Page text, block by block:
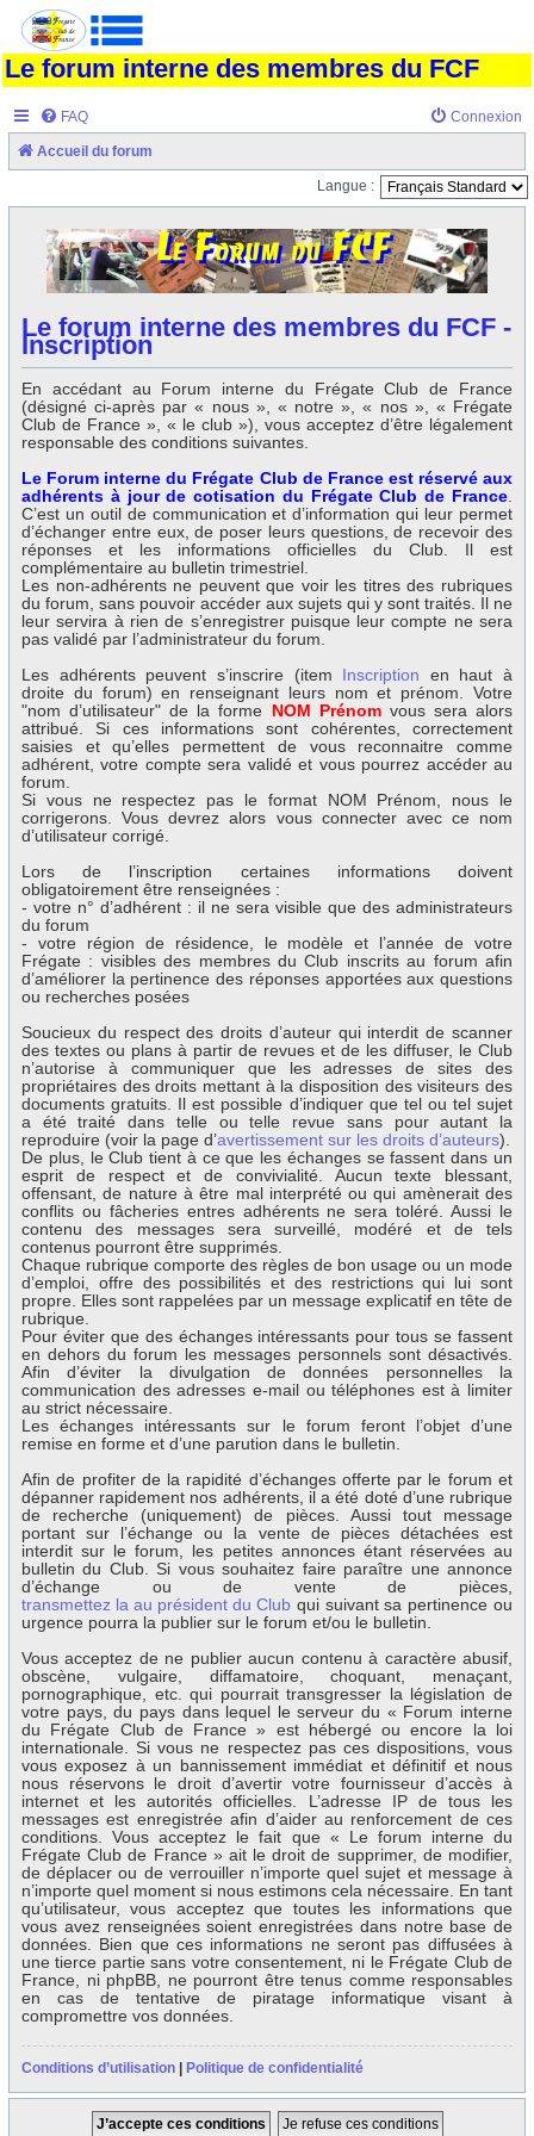
Le forum interne des membres du FCF
FAQ Connexion
Accueil du forum
Langue :
Le forum interne des membres du FCF -
Inscription
En accédant au Forum interne du Frégate Club de France
(désigné ci-après par « nous », « notre », « nos », « Frégate
Club de France », « le club »), vous acceptez d’être légalement
responsable des conditions suivantes.
Le Forum interne du Frégate Club de France est réservé aux
adhérents à jour de cotisation du Frégate Club de France
C’est un outil de communication et d’information qui leur permet
d’échanger entre eux, de poser leurs questions, de recevoir des
réponses et les informations officielles du Club. Il est
complémentaire au bulletin trimestriel.
Les non-adhérents ne peuvent que voir les titres des rubriques
du forum, sans pouvoir accéder aux sujets qui y sont traités. Il ne
leur servira à rien de s’enregistrer puisque leur compte ne sera
pas validé par l’administrateur du forum.
Les adhérents peuvent s’inscrire (item Inscription en haut à
droite du forum) en renseignant leurs nom et prénom. Votre
"nom d’utilisateur" de la forme NOM Prénomvous sera alors
attribué. Si ces informations sont cohérentes, correctement
saisies et qu’elles permettent de vous reconnaitre comme
adhérent, votre compte sera validé et vous pourrez accéder au
forum.
Si vous ne respectez pas le format NOM Prénom, nous le
corrigerons. Vous devrez alors vous connecter avec ce nom
d’utilisateur corrigé.
Lors de l’inscription certaines informations doivent
obligatoirement être renseignées :
- votre n° d’adhérent : il ne sera visible que des administrateurs
du forum
- votre région de résidence, le modèle et l’année de votre
Frégate : visibles des membres du Club inscrits au forum afin
d’améliorer la pertinence des réponses apportées aux questions
ou recherches posées
Soucieux du respect des droits d’auteur qui interdit de scanner
des textes ou plans à partir de revues et de les diffuser, le Club
n’autorise à communiquer que les adresses de sites des
propriétaires des droits mettant à la disposition des visiteurs des
documents gratuits. Il est possible d’indiquer que tel ou tel sujet
a été traité dans telle ou telle revue sans pour autant la
reproduire (voir la page d’avertissement sur les droits d’auteurs).
De plus, le Club tient à ce que les échanges se fassent dans un
esprit de respect et de convivialité. Aucun texte blessant,
offensant, de nature à être mal interprété ou qui amènerait des
conflits ou fâcheries entres adhérents ne sera toléré. Aussi le
contenu des messages sera surveillé, modéré et de tels
contenus pourront être supprimés.
Chaque rubrique comporte des règles de bon usage ou un mode
d’emploi, offre des possibilités et des restrictions qui lui sont
propre. Elles sont rappelées par un message explicatif en tête de
rubrique.
Pour éviter que des échanges intéressants pour tous se fassent
en dehors du forum les messages personnels sont désactivés.
Afin d’éviter la divulgation de données personnelles la
communication des adresses e-mail ou téléphones est à limiter
au strict nécessaire.
Les échanges intéressants sur le forum feront l’objet d’une
remise en forme et d’une parution dans le bulletin.
Afin de profiter de la rapidité d’échanges offerte par le forum et
dépanner rapidement nos adhérents, il a été doté d’une rubrique
de recherche (uniquement) de pièces. Aussi tout message
portant sur l’échange ou la vente de pièces détachées est
interdit sur le forum, les petites annonces étant réservées au
bulletin du Club. Si vous souhaitez faire paraître une annonce
d’échange ou de vente de pièces,
transmettez la au président du Club qui suivant sa pertinence ou
urgence pourra la publier sur le forum et/ou le bulletin.
Vous acceptez de ne publier aucun contenu à caractère abusif,
obscène, vulgaire, diffamatoire, choquant, menaçant,
pornographique, etc. qui pourrait transgresser la législation de
votre pays, du pays dans lequel le serveur du « Forum interne
du Frégate Club de France » est hébergé ou encore la loi
internationale. Si vous ne respectez pas ces dispositions, vous
vous exposez à un bannissement immédiat et définitif et nous
nous réservons le droit d’avertir votre fournisseur d’accès à
internet et les autorités officielles. L’adresse IP de tous les
messages est enregistrée afin d’aider au renforcement de ces
conditions. Vous acceptez le fait que « Le forum interne du
Frégate Club de France » ait le droit de supprimer, de modifier,
de déplacer ou de verrouiller n’importe quel sujet et message à
n’importe quel moment si nous estimons cela nécessaire. En tant
qu’utilisateur, vous acceptez que toutes les informations que
vous avez renseignées soient enregistrées dans notre base de
données. Bien que ces informations ne seront pas diffusées à
une tierce partie sans votre consentement, ni le Frégate Club de
France, ni phpBB, ne pourront être tenus comme responsables
en cas de tentative de piratage informatique visant à
compromettre vos données.
Conditions d’utilisation Politique de confidentialité